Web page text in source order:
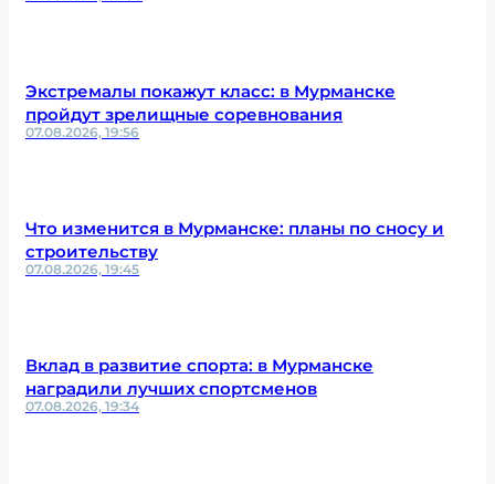
Экстремалы покажут класс: в Мурманске
пройдут зрелищные соревнования
07.08.2026, 19:56
Что изменится в Мурманске: планы по сносу и
строительству
07.08.2026, 19:45
Вклад в развитие спорта: в Мурманске
наградили лучших спортсменов
07.08.2026, 19:34